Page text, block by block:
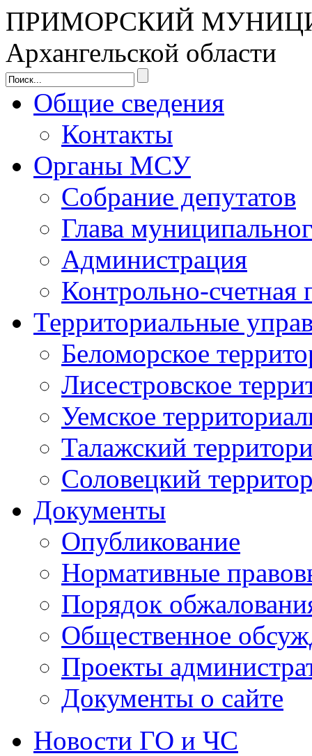
ПРИМОРСКИЙ
Архангельской области
Общие сведения
Контакты
Органы МСУ
Собрание депутатов
Глава
Администрация
Контрольно-счетная
Территориальные
Беломорское
Лисестровское
Уемское
Талажский
Соловецкий
Документы
Опубликование
Нормативные
Порядок
Общественное
Проекты
Документы о сайте
Новости ГО и ЧС